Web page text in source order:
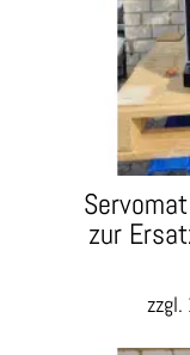
zur
zzgl.